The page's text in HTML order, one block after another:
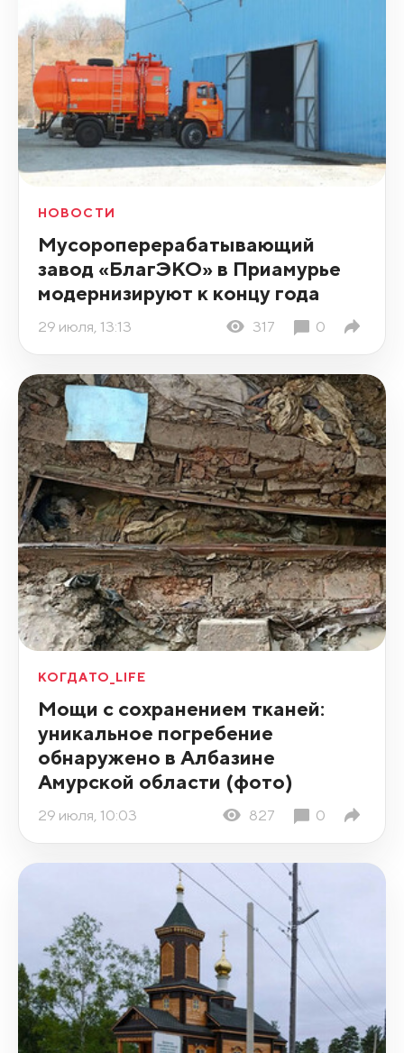
НОВОСТИ
Мусороперерабатывающий
завод «БлагЭКО» в Приамурье
модернизируют к концу года
29 июля, 13:13 317 0
КОГДАТО_LIFE
Мощи с сохранением тканей:
уникальное погребение
обнаружено в Албазине
Амурской области (фото)
29 июля, 10:03 827 0